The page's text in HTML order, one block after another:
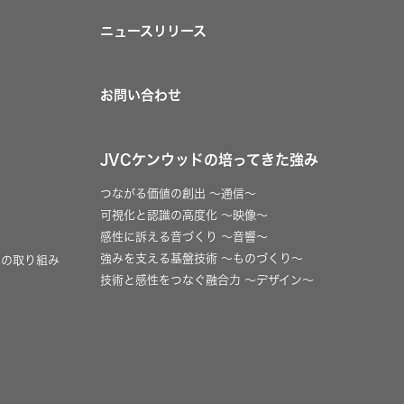
取り組み
ニュースリリース
お問い合わせ
JVCケンウッドの培ってきた強み
つながる価値の創出 〜通信〜
可視化と認識の高度化 〜映像〜
感性に訴える音づくり 〜音響〜
強みを支える基盤技術 〜ものづくり〜
技術と感性をつなぐ融合力 〜デザイン〜